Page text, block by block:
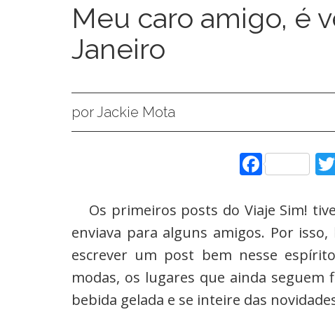
Meu caro amigo, é
Janeiro
por Jackie Mota
Os primeiros posts do Viaje Sim!
enviava para alguns amigos. Por isso,
escrever um post bem nesse
modas, os lugares que ainda
bebida gelada e se inteire das